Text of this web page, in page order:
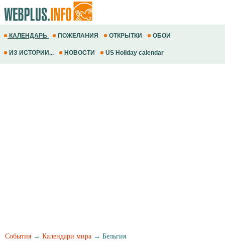
КАЛЕНДАРЬ ПОЖЕЛАНИЯ ОТКРЫТКИ ОБОИ
ИЗ ИСТОРИИ... НОВОСТИ US Holiday calendar
События → Календари мира → Бельгия